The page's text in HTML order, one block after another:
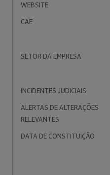
WEBSITE
CAE
SETOR DA EMPRESA
INCIDENTES JUDICIAIS
ALERTAS DE ALTERAÇÕES
RELEVANTES
DATA DE CONSTITUIÇÃO